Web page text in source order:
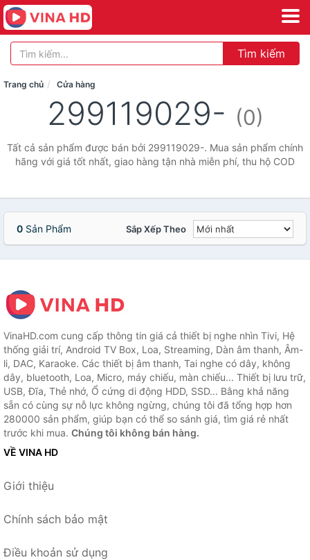
Tìm kiếm
Trang chủ Cửa hàng
299119029- (0)
Tất cả sản phẩm được bán bởi 299119029-. Mua sản phẩm chính
hãng với giá tốt nhất, giao hàng tận nhà miễn phí, thu hộ COD
0 Sản Phẩm Sắp Xếp Theo
VinaHD.com cung cấp thông tin giá cả thiết bị nghe nhìn Tivi, Hệ
thống giải trí, Android TV Box, Loa, Streaming, Dàn âm thanh, Âm-
li, DAC, Karaoke. Các thiết bị âm thanh, Tai nghe có dây, không
dây, bluetooth, Loa, Micro, máy chiếu, màn chiếu... Thiết bị lưu trữ,
USB, Đĩa, Thẻ nhớ, Ổ cứng di động HDD, SSD... Bằng khả năng
sẵn có cùng sự nỗ lực không ngừng, chúng tôi đã tổng hợp hơn
280000 sản phẩm, giúp bạn có thể so sánh giá, tìm giá rẻ nhất
trước khi mua. Chúng tôi không bán hàng.
VỀ VINA HD
Giới thiệu
Chính sách bảo mật
Điều khoản sử dụng